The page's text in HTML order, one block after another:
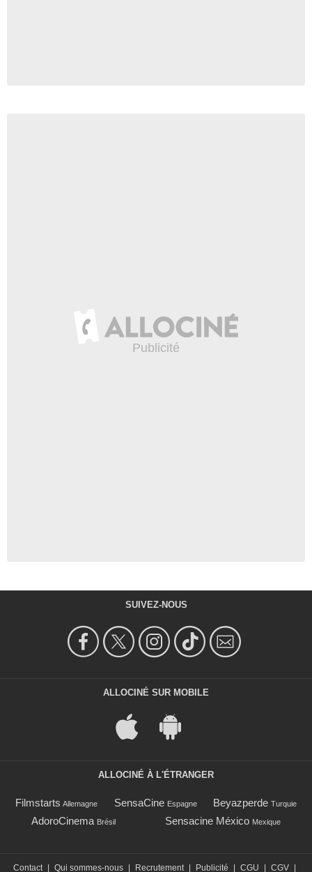
SUIVEZ-NOUS
ALLOCINÉ SUR MOBILE
ALLOCINÉ À L'ÉTRANGER
Filmstarts Allemagne SensaCine Espagne Beyazperde Turquie
AdoroCinema Brésil Sensacine México Mexique
Contact Qui sommes-nous Recrutement Publicité CGU CGV